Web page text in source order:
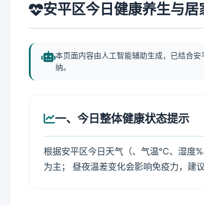
安平区今日健康养生与居
本页面内容由人工智能辅助生成，已结合
纳。
一、今日整体健康状态提示
根据安平区今日天气（、气温℃、湿度
为主； 昼夜温差变化会影响免疫力，建